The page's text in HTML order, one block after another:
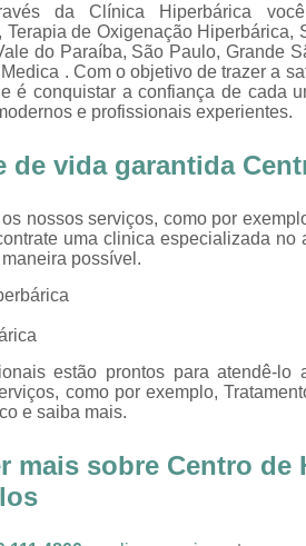
da Clínica Hiperbárica
Terapia de Oxigenação
do Paraíba, São Paulo, Grande
. Com o objetivo de trazer a
é conquistar a confiança de cada
e profissionais experientes.
de vida garantida
nossos serviços, como por
uma clinica especializada
possível.
estão prontos para atendê-
como por exemplo,
e saiba mais.
mais sobre Centro